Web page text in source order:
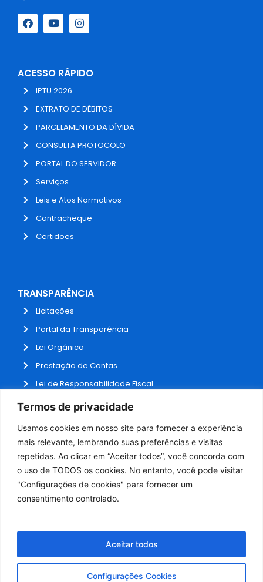
Termos de privacidade
Usamos cookies em nosso site para fornecer a experiência
mais relevante, lembrando suas preferências e visitas
repetidas. Ao clicar em “Aceitar todos”, você concorda com
o uso de TODOS os cookies. No entanto, você pode visitar
"Configurações de cookies" para fornecer um
consentimento controlado.
Configurações Cookies
Aceitar todos
ACESSO RÁPIDO
IPTU 2026
EXTRATO DE DÉBITOS
PARCELAMENTO DA DÍVIDA
CONSULTA PROTOCOLO
PORTAL DO SERVIDOR
Serviços
Leis e Atos Normativos
Contracheque
Certidões
TRANSPARÊNCIA
Licitações
Portal da Transparência
Lei Orgânica
Prestação de Contas
Lei de Responsabilidade Fiscal
Receitas e Despesas
Fale Conosco
ADMINISTRAÇÃO
Webmail
Desenvolvido por NPI Brasil